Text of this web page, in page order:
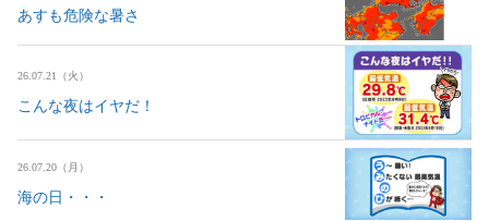
あすも危険な暑さ
26.07.21（火）
こんな夜はイヤだ！
26.07.20（月）
海の日・・・